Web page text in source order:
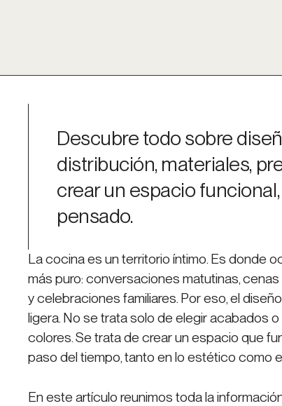
Descubre todo sobre
distribución, materiales,
crear un espacio
pensado.
La cocina es un territorio íntimo. Es donde
más puro: conversaciones matutinas,
y celebraciones familiares. Por eso, el
ligera. No se trata solo de elegir acabados
colores. Se trata de crear un espacio que
paso del tiempo, tanto en lo estético como
En este artículo reunimos toda la